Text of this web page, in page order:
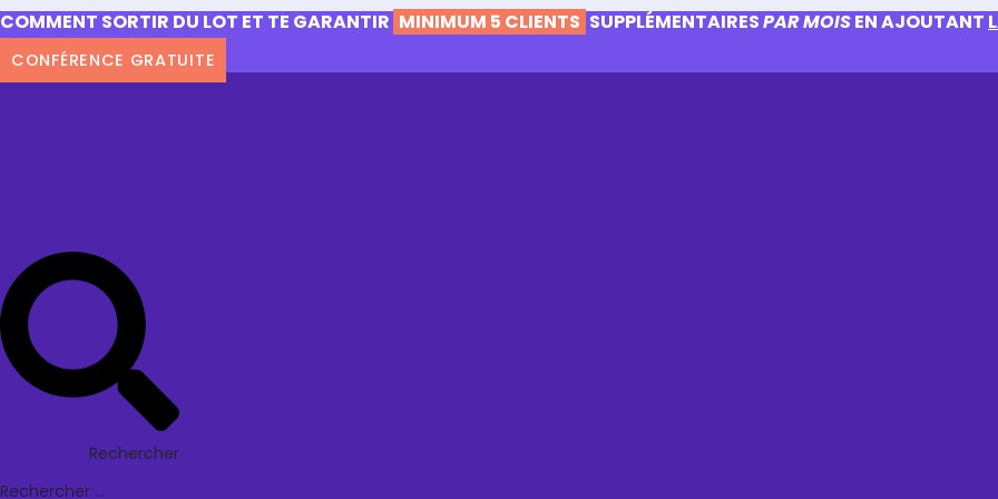
COMMENT SORTIR DU LOT ET TE GARANTIR MINIMUM 5 CLIENTS SUPPLÉMENTAIRESPAR MOISEN AJOUTANT
CONFÉRENCE GRATUITE
Rechercher